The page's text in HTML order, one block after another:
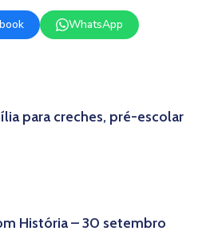
WhatsApp
para creches, pré-escolar
História – 30 setembro